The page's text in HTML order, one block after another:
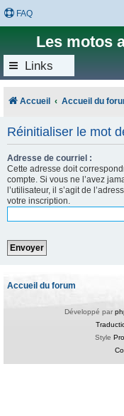
FAQ
Les motos
Links
Accueil Accueil du
Réinitialiser le mot
Adresse de courriel :
Cette adresse doit
compte. Si vous ne l’avez
l’utilisateur, il s’agit de
votre inscription.
Accueil du forum
Développé par
Style